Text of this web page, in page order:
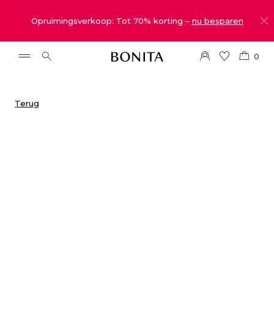
Opruimingsverkoop: Tot 70% korting – nu besparen
0
Terug